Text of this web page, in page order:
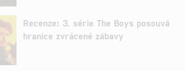
Recenze: 3. série The Boys posouvá
hranice zvrácené zábavy